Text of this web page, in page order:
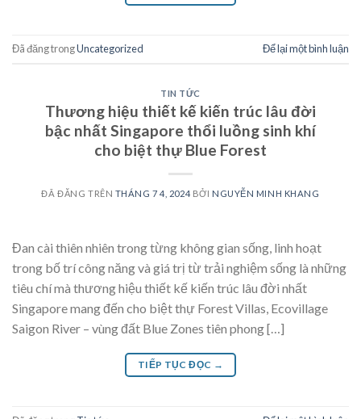
Đã đăng trongUncategorized Để lại một bình luận
TIN TỨC
Thương hiệu thiết kế kiến trúc lâu đời
bậc nhất Singapore thổi luồng sinh khí
cho biệt thự Blue Forest
ĐÃ ĐĂNG TRÊN THÁNG 7 4, 2024 BỞI NGUYỄN MINH KHANG
Đan cài thiên nhiên trong từng không gian sống, linh hoạt
trong bố trí công năng và giá trị từ trải nghiệm sống là những
tiêu chí mà thương hiệu thiết kế kiến trúc lâu đời nhất
Singapore mang đến cho biệt thự Forest Villas, Ecovillage
Saigon River – vùng đất Blue Zones tiên phong […]
TIẾP TỤC ĐỌC →